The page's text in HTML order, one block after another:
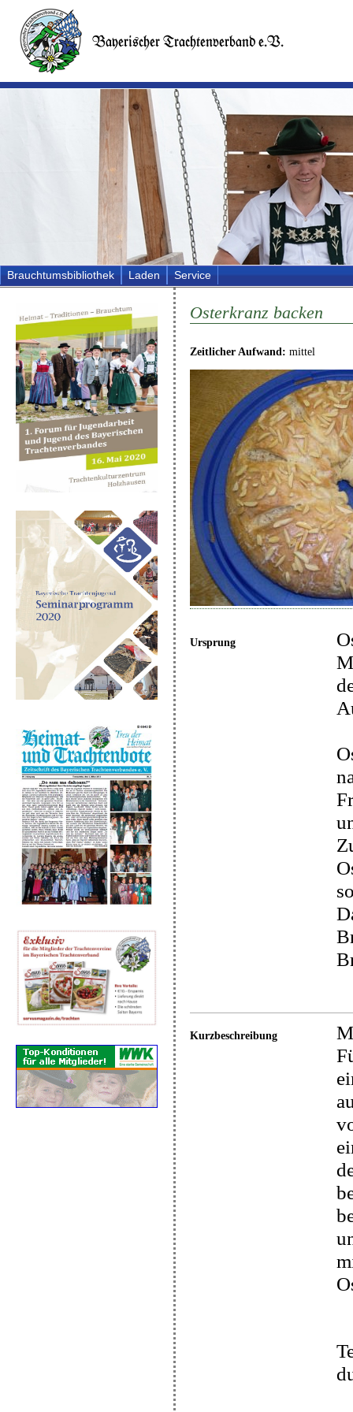
Brauchtumsbibliothek Laden Service
Osterkranz backen
Zeitlicher Aufwand: mittel
Ursprung
Kurzbeschreibung